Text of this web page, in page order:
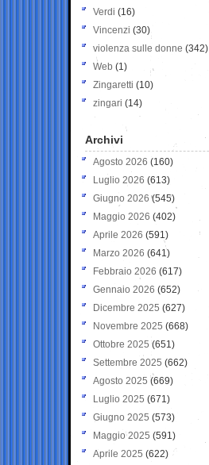
Verdi (16)
Vincenzi (30)
violenza sulle donne (342)
Web (1)
Zingaretti (10)
zingari (14)
Archivi
Agosto 2026 (160)
Luglio 2026 (613)
Giugno 2026 (545)
Maggio 2026 (402)
Aprile 2026 (591)
Marzo 2026 (641)
Febbraio 2026 (617)
Gennaio 2026 (652)
Dicembre 2025 (627)
Novembre 2025 (668)
Ottobre 2025 (651)
Settembre 2025 (662)
Agosto 2025 (669)
Luglio 2025 (671)
Giugno 2025 (573)
Maggio 2025 (591)
Aprile 2025 (622)